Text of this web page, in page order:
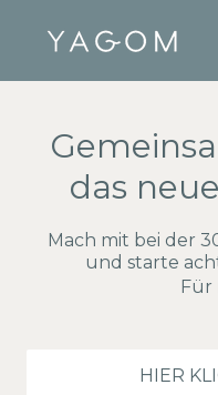
das
Mach mit bei der
und starte
Für
HIER